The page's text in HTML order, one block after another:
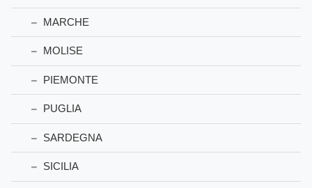
MARCHE
MOLISE
PIEMONTE
PUGLIA
SARDEGNA
SICILIA